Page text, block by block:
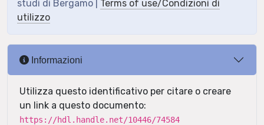
studi di Bergamo | Terms of use/Condizioni di
utilizzo
Informazioni
Utilizza questo identificativo per citare o creare
un link a questo documento:
https://hdl.handle.net/10446/74584